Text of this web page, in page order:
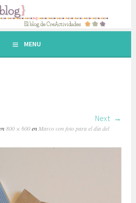
MENU
Next
800 × 600en Marco con foto para el día del